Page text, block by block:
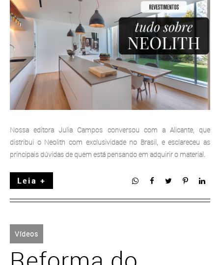
Nossa editora Julia Campos conversou com a Alicante, que
distribui o Neolith com exclusividade no Brasil, e esclareceu as
principais dúvidas de quem está pensando em adquirir o material.
Leia +
Vídeos